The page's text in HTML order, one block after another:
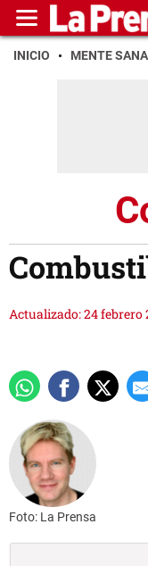
INICIO MENTE SANA
Actualizado: 24 febrero
Foto: La Prensa